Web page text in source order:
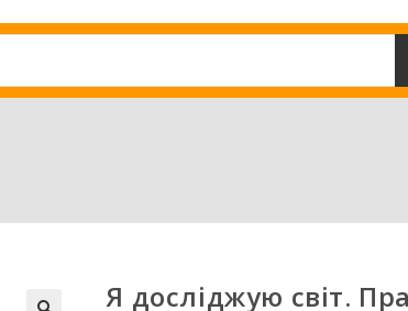
Я досліджую світ.